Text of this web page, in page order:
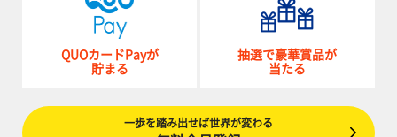
QUOカードPayが
貯まる
抽選で豪華賞品が
当たる
一歩を踏み出せば世界が変わる